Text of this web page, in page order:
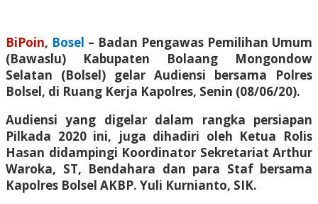
BiPoin, Bosel – Badan Pengawas Pemilihan Umum
(Bawaslu) Kabupaten Bolaang Mongondow
Selatan (Bolsel) gelar Audiensi bersama Polres
Bolsel, di Ruang Kerja Kapolres, Senin (08/06/20).
Audiensi yang digelar dalam rangka persiapan
Pilkada 2020 ini, juga dihadiri oleh Ketua Rolis
Hasan didampingi Koordinator Sekretariat Arthur
Waroka, ST, Bendahara dan para Staf bersama
Kapolres Bolsel AKBP. Yuli Kurnianto, SIK.